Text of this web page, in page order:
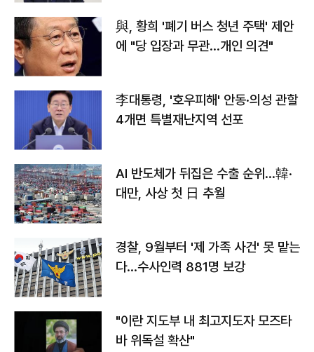
與, 황희 '폐기 버스 청년 주택' 제안
에 "당 입장과 무관…개인 의견"
李대통령, '호우피해' 안동·의성 관할
4개면 특별재난지역 선포
AI 반도체가 뒤집은 수출 순위…韓·
대만, 사상 첫 日 추월
경찰, 9월부터 '제 가족 사건' 못 맡는
다…수사인력 881명 보강
"이란 지도부 내 최고지도자 모즈타
바 위독설 확산"